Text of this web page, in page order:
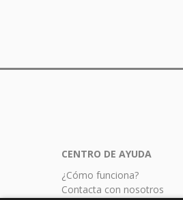
CENTRO DE AYUDA
¿Cómo funciona?
Contacta con nosotros